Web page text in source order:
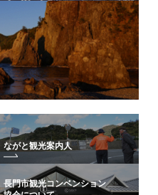
ながと観光案内人
長門市観光コンベンション